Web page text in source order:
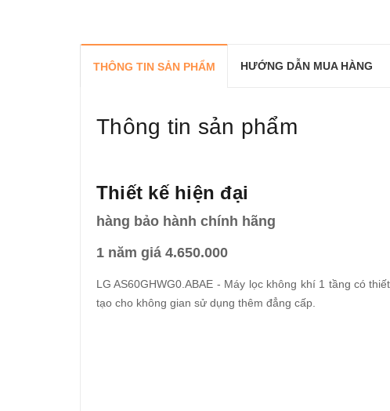
THÔNG TIN SẢN PHẨM HƯỚNG DẪN MUA HÀNG
Thông tin sản phẩm
Thiết kế hiện đại
hàng bảo hành chính hãng
1 năm giá 4.650.000
LG AS60GHWG0.ABAE - Máy lọc không khí 1 tầng có
tạo cho không gian sử dụng thêm đẳng cấp.